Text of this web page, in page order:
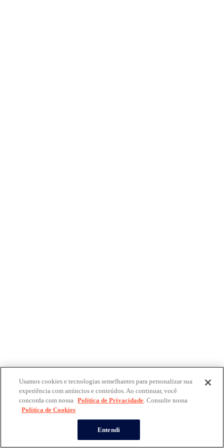
Usamos cookies e tecnologias semelhantes para personalizar sua
experiência com anúncios e conteúdos. Ao continuar, você
concorda com nossa Política de Privacidade. Consulte nossa
Política de Cookies
Entendi